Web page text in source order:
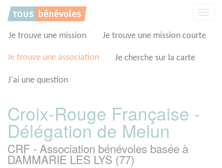
Je trouve une mission Je trouve une mission courte
Je trouve une association Je cherche sur la carte
J'ai une question
Croix-Rouge Française -
Délégation de Melun
CRF - Association bénévoles basée à
DAMMARIE LES LYS (77)
Panneau de gestion des cookies